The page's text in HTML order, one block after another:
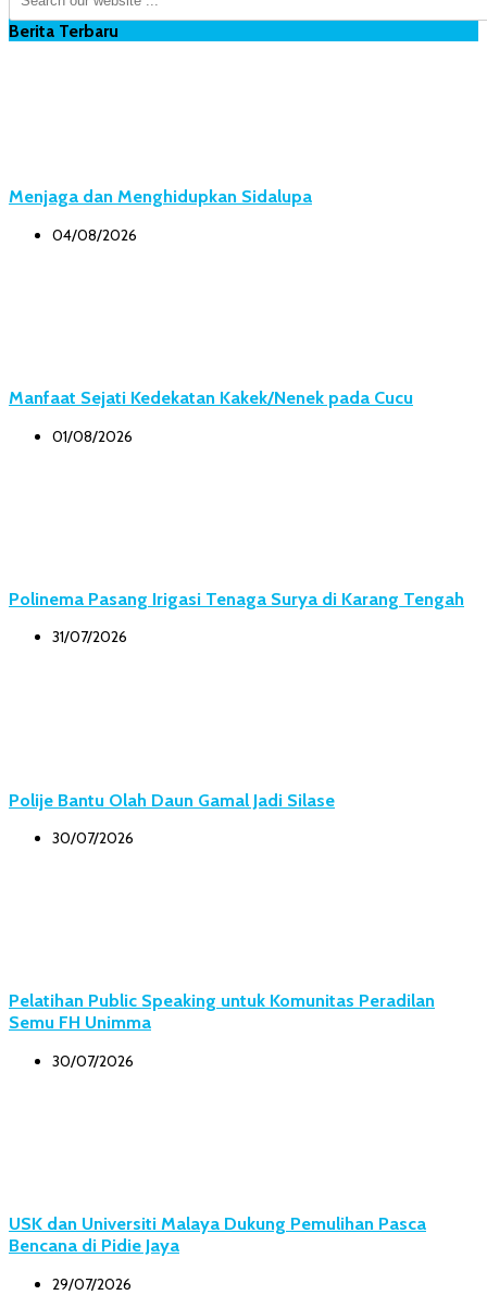
Berita Terbaru
Menjaga dan Menghidupkan Sidalupa
04/08/2026
Manfaat Sejati Kedekatan Kakek/Nenek pada Cucu
01/08/2026
Polinema Pasang Irigasi Tenaga Surya di Karang Tengah
31/07/2026
Polije Bantu Olah Daun Gamal Jadi Silase
30/07/2026
Pelatihan Public Speaking untuk Komunitas Peradilan
Semu FH Unimma
30/07/2026
USK dan Universiti Malaya Dukung Pemulihan Pasca
Bencana di Pidie Jaya
29/07/2026